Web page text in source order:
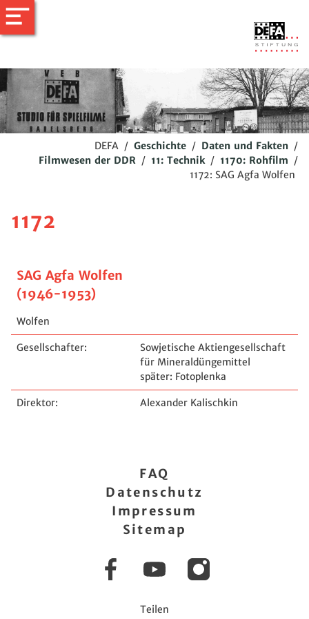
DEFA / Geschichte / Daten und Fakten /
Filmwesen der DDR / 11: Technik / 1170: Rohfilm /
1172: SAG Agfa Wolfen
1172
SAG Agfa Wolfen
(1946-1953)
Wolfen
Gesellschafter:
Sowjetische Aktiengesellschaft
für Mineraldüngemittel
später: Fotoplenka
Direktor: Alexander Kalischkin
Teilen
FacebookYouTubeInstagram
FAQ
Datenschutz
Impressum
Sitemap